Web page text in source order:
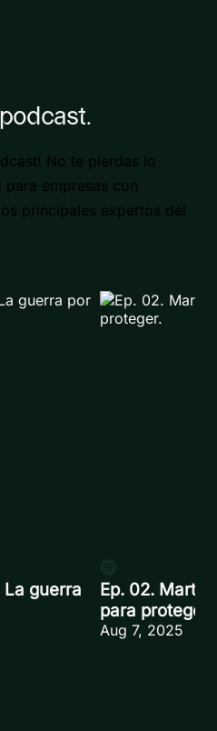
No te pierdas lo
empresas con
principales expertos del
La guerra
Ep. 02.
para proteger.
Aug 7, 2025